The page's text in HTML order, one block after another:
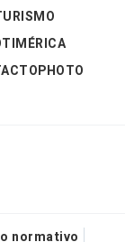
normativo